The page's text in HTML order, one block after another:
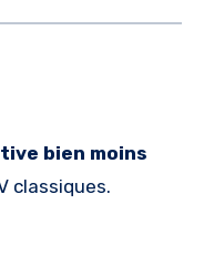
bien moins
classiques.